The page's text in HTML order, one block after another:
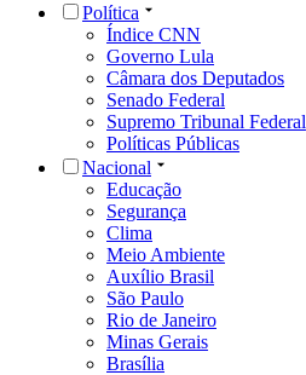
Política
Índice CNN
Governo Lula
Câmara dos Deputados
Senado Federal
Supremo Tribunal Federal
Políticas Públicas
Nacional
Educação
Segurança
Clima
Meio Ambiente
Auxílio Brasil
São Paulo
Rio de Janeiro
Minas Gerais
Brasília